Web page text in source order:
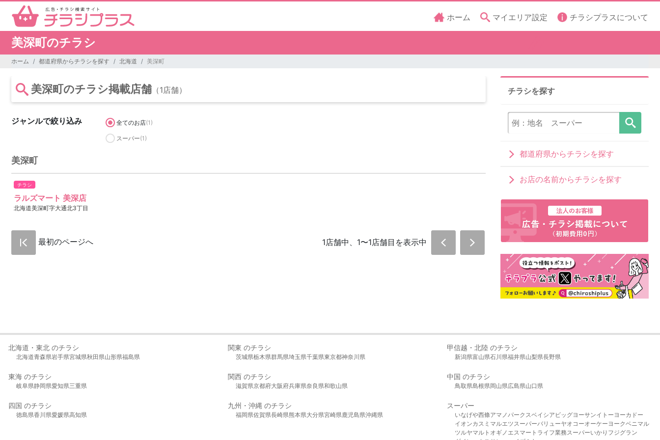
ホーム マイエリア設定 チラシプラスについて
美深町のチラシ
ホーム 都道府県からチラシを探す 北海道 美深町
美深町のチラシ掲載店舗 （1店舗）
ジャンルで絞り込み 全てのお店(1)
スーパー(1)
美深町
チラシ
ラルズマート 美深店
北海道美深町字大通北3丁目
最初のページへ 1店舗中、1〜1店舗目を表示中
チラシを探す
都道府県からチラシを探す
お店の名前からチラシを探す
北海道・東北 のチラシ
北海道青森県岩手県宮城県秋田県山形県福島県
関東 のチラシ
茨城県栃木県群馬県埼玉県千葉県東京都神奈川県
甲信越・北陸 のチラシ
新潟県富山県石川県福井県山梨県長野県
東海 のチラシ
岐阜県静岡県愛知県三重県
関西 のチラシ
滋賀県京都府大阪府兵庫県奈良県和歌山県
中国 のチラシ
鳥取県島根県岡山県広島県山口県
四国 のチラシ
徳島県香川県愛媛県高知県
九州・沖縄 のチラシ
福岡県佐賀県長崎県熊本県大分県宮崎県 鹿児島県沖縄県
スーパー
いなげや西條アマノパークスベイシア ビッグヨーサンイトーヨーカドー
イオンカスミ マルエツ スーパーバリューヤオコーオーケー ヨークベニマル
ツルヤマルト オギノ エスマート ライフ業務スーパーいかり フジグラン